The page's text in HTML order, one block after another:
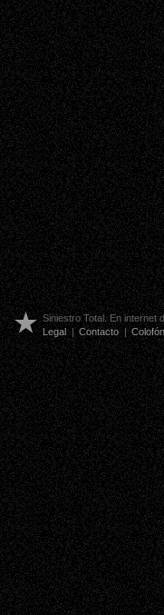
Siniestro Total. En internet
Legal | Contacto | Colofón